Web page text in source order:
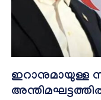
ഇറാനുമായുള്ള